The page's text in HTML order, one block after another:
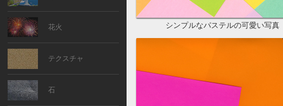
シンプルなパステルの可愛い写真
花火
テクスチャ
石